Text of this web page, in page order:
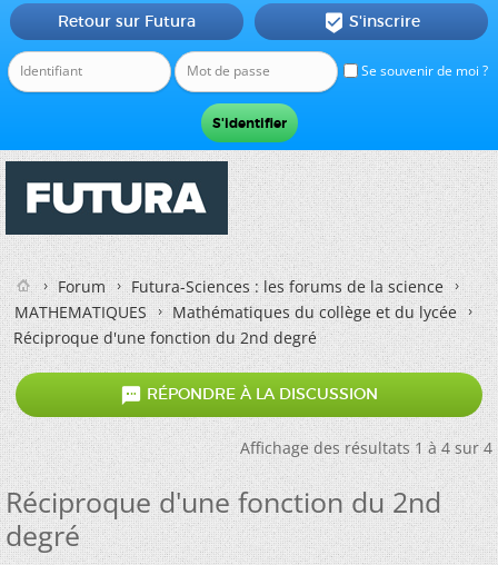
Se souvenir de moi ?
Retour sur Futura  S'inscrire
Forum
Futura-Sciences : les forums de la science
MATHEMATIQUES
Mathématiques du collège et du lycée
Réciproque d'une fonction du 2nd degré
 RÉPONDRE À LA DISCUSSION
Affichage des résultats 1 à 4 sur 4
Réciproque d'une fonction du 2nd
degré